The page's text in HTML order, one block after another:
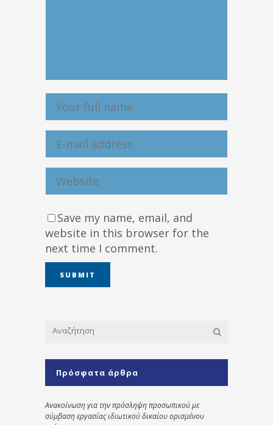
Save my name, email, and
website in this browser for the
next time I comment.
Πρόσφατα άρθρα
Ανακοίνωση για την πρόσληψη προσωπικού με
σύμβαση εργασίας ιδιωτικού δικαίου ορισμένου